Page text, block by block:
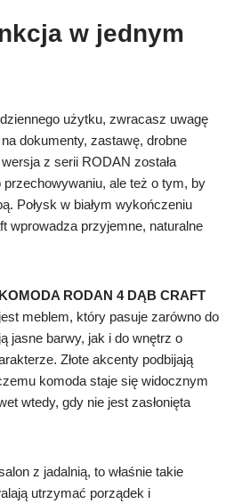
w jednym
użytku, zwracasz uwagę
dokumenty, zastawę, drobne
z serii RODAN została
ale też o tym, by
Połysk w białym wykończeniu
wprowadza przyjemne, naturalne
RODAN 4 DĄB CRAFT
jest meblem, który pasuje zarówno do
jasne barwy, jak i do wnętrz o
Złote akcenty podbijają
komoda staje się widocznym
wtedy, gdy nie jest zasłonięta
z jadalnią, to właśnie takie
utrzymać porządek i